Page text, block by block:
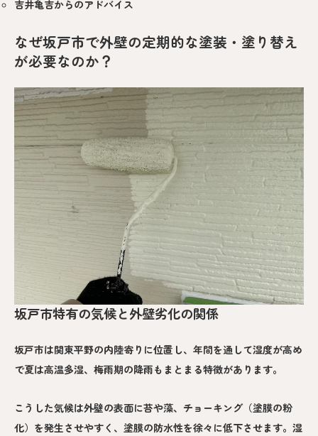
吉井亀吉からのアドバイス
なぜ坂戸市で外壁の定期的な塗装・塗り替え
が必要なのか？
坂戸市特有の気候と外壁劣化の関係
坂戸市は関東平野の内陸寄りに位置し、年間を通して湿度が高め
で夏は高温多湿、梅雨期の降雨もまとまる特徴があります。
こうした気候は外壁の表面に苔や藻、チョーキング（塗膜の粉
化）を発生させやすく、塗膜の防水性を徐々に低下させます。湿